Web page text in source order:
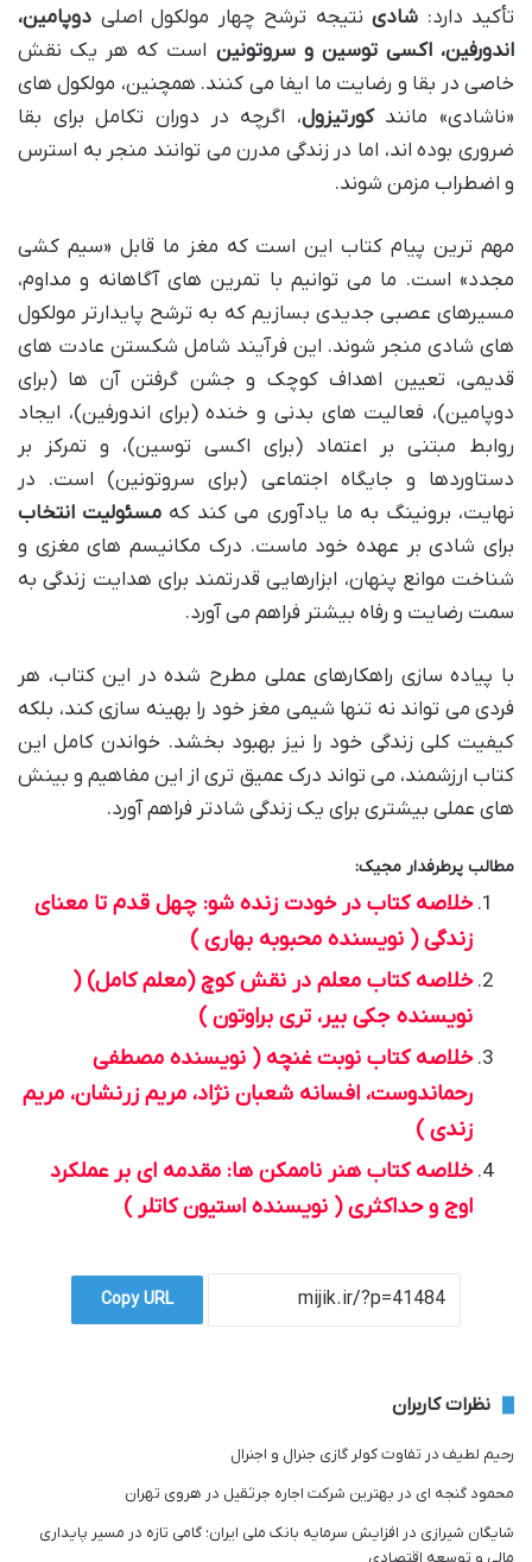
تأکید دارد: شادی نتیجه ترشح چهار مولکول اصلی دوپامین،
اندورفین، اکسی توسین و سروتونین است که هر یک نقش
خاصی در بقا و رضایت ما ایفا می کنند. همچنین، مولکول های
«ناشادی» مانندکورتیزول، اگرچه در دوران تکامل برای بقا
ضروری بوده اند، اما در زندگی مدرن می توانند منجر به استرس
و اضطراب مزمن شوند.
مهم ترین پیام کتاب این است که مغز ما قابل «سیم کشی
مجدد» است. ما می توانیم با تمرین های آگاهانه و مداوم،
مسیرهای عصبی جدیدی بسازیم که به ترشح پایدارتر مولکول
های شادی منجر شوند. این فرآیند شامل شکستن عادت های
قدیمی، تعیین اهداف کوچک و جشن گرفتن آن ها (برای
دوپامین)، فعالیت های بدنی و خنده (برای اندورفین)، ایجاد
روابط مبتنی بر اعتماد (برای اکسی توسین)، و تمرکز بر
دستاوردها و جایگاه اجتماعی (برای سروتونین) است. در
نهایت، برونینگ به ما یادآوری می کند که مسئولیت انتخاب
برای شادی بر عهده خود ماست. درک مکانیسم های مغزی و
شناخت موانع پنهان، ابزارهایی قدرتمند برای هدایت زندگی به
سمت رضایت و رفاه بیشتر فراهم می آورد.
با پیاده سازی راهکارهای عملی مطرح شده در این کتاب، هر
فردی می تواند نه تنها شیمی مغز خود را بهینه سازی کند، بلکه
کیفیت کلی زندگی خود را نیز بهبود بخشد. خواندن کامل این
کتاب ارزشمند، می تواند درک عمیق تری از این مفاهیم و بینش
های عملی بیشتری برای یک زندگی شادتر فراهم آورد.
مطالب پرطرفدار مجیک:
خلاصه کتاب در خودت زنده شو: چهل قدم تا معنای
زندگی ( نویسنده محبوبه بهاری )
خلاصه کتاب معلم در نقش کوچ (معلم کامل) (
نویسنده جکی بیر، تری براوتون )
خلاصه کتاب نوبت غنچه ( نویسنده مصطفی
رحماندوست، افسانه شعبان نژاد، مریم زرنشان، مریم
زندی )
خلاصه کتاب هنر ناممکن ها: مقدمه ای بر عملکرد
اوج و حداکثری ( نویسنده استیون کاتلر )
Copy URL
نظرات کاربران
رحیم لطیف در تفاوت کولر گازی جنرال و اجنرال
محمود گنجه ای در بهترین شرکت اجاره جرثقیل در هروی تهران
شایگان شیرازی در افزایش سرمایه بانک ملی ایران؛ گامی تازه در مسیر پایداری
مالی و توسعه اقتصادی